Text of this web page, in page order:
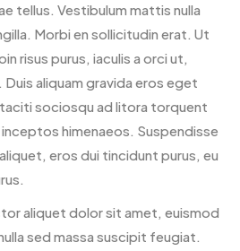
tellus. Vestibulum mattis nulla
Morbi en sollicitudin erat. Ut
risus purus, iaculis a orci ut,
aliquam gravida eros eget
sociosqu ad litora torquent
himenaeos. Suspendisse
eros dui tincidunt purus, eu
aliquet dolor sit amet, euismod
sed massa suscipit feugiat.